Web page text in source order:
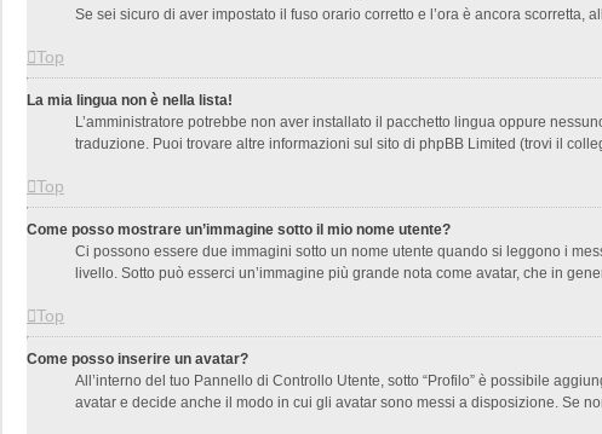
Se sei sicuro di aver impostato il fuso orario corretto e l’ora è ancora scorretta,
Top
La mia lingua non è nella lista!
L’amministratore potrebbe non aver installato il pacchetto lingua oppure
traduzione. Puoi trovare altre informazioni sul sito di phpBB Limited (trovi il
Top
Come posso mostrare un’immagine sotto il mio nome utente?
Ci possono essere due immagini sotto un nome utente quando si leggono i
livello. Sotto può esserci un’immagine più grande nota come avatar, che in
Top
Come posso inserire un avatar?
All’interno del tuo Pannello di Controllo Utente, sotto “Profilo” è possibile
avatar e decide anche il modo in cui gli avatar sono messi a disposizione. Se